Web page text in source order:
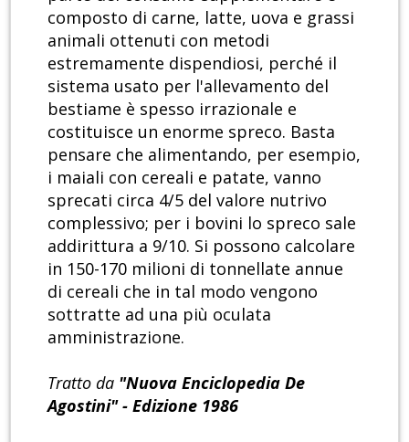
composto di carne, latte, uova e grassi
animali ottenuti con metodi
estremamente dispendiosi, perché il
sistema usato per l'allevamento del
bestiame è spesso irrazionale e
costituisce un enorme spreco. Basta
pensare che alimentando, per esempio,
i maiali con cereali e patate, vanno
sprecati circa 4/5 del valore nutrivo
complessivo; per i bovini lo spreco sale
addirittura a 9/10. Si possono calcolare
in 150-170 milioni di tonnellate annue
di cereali che in tal modo vengono
sottratte ad una più oculata
amministrazione.
Tratto da "Nuova Enciclopedia De
Agostini" - Edizione 1986